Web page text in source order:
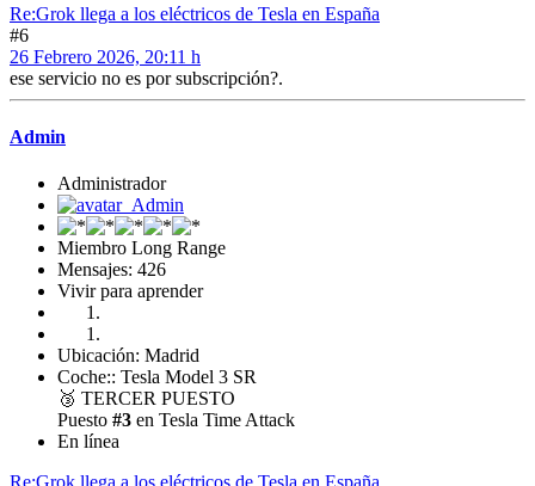
Re:Grok llega a los eléctricos de Tesla en España
#6
26 Febrero 2026, 20:11 h
ese servicio no es por subscripción?.
Admin
Administrador
Miembro Long Range
Mensajes: 426
Vivir para aprender
Ubicación: Madrid
Coche:: Tesla Model 3 SR
🥉 TERCER PUESTO
Puesto #3 en Tesla Time Attack
En línea
Re:Grok llega a los eléctricos de Tesla en España